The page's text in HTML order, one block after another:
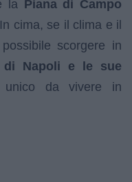
la Piana di Campo
cima, se il clima e il
scorgere in
di Napoli e le sue
da vivere in